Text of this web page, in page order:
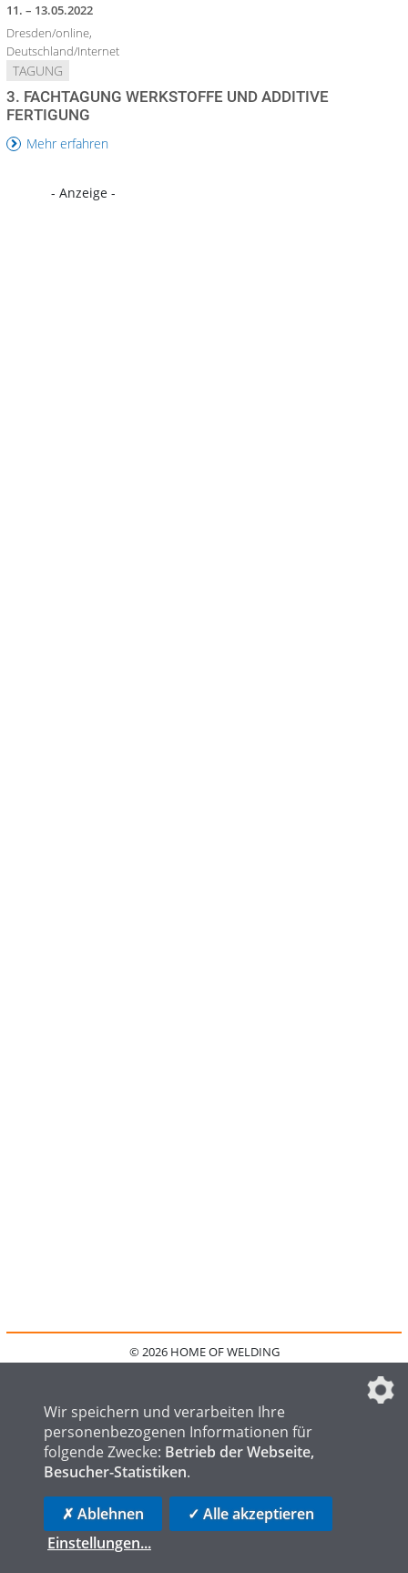
11. – 13.05.2022
Dresden/online,
Deutschland/Internet
TAGUNG
3. FACHTAGUNG WERKSTOFFE UND ADDITIVE
FERTIGUNG
Mehr erfahren
- Anzeige -
© 2026 HOME OF WELDING
IMPRESSUM
FAQ
DATENSCHUTZEINSTELLUNGEN
HOME OF LOGISTICS
Wir speichern und verarbeiten Ihre
personenbezogenen Informationen für
folgende Zwecke: Betrieb der Webseite,
Besucher-Statistiken.
✗ Ablehnen
✓ Alle akzeptieren
Einstellungen...